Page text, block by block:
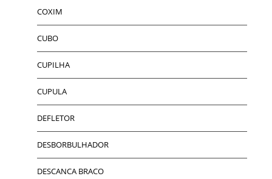
COXIM
CUBO
CUPILHA
CUPULA
DEFLETOR
DESBORBULHADOR
DESCANCA BRACO